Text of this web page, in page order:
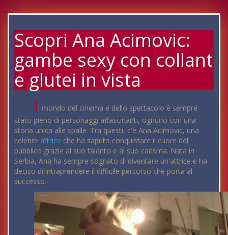
Scopri Ana Acimovic:
gambe sexy con collant
e glutei in vista
Il mondo del cinema e dello spettacolo è sempre
stato pieno di personaggi affascinanti, ognuno con una
storia unica alle spalle. Tra questi, c'è Ana Acimovic, una
celebre attrice che ha saputo conquistare il cuore del
pubblico grazie al suo talento e al suo carisma. Nata in
Serbia, Ana ha sempre sognato di diventare un'attrice e ha
deciso di intraprendere il difficile percorso che porta al
successo.